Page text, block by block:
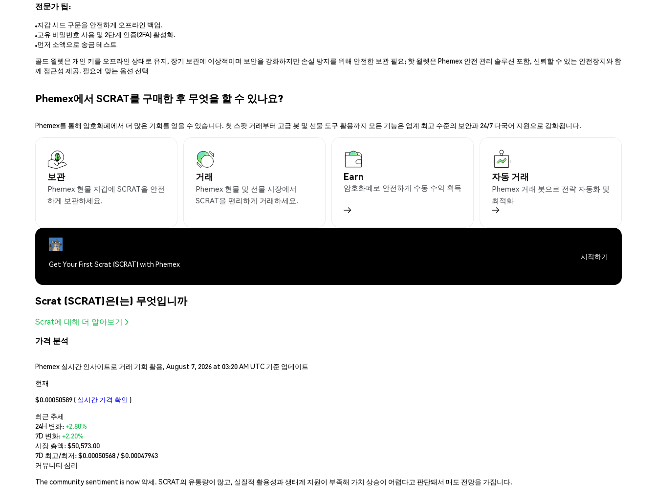
전문가 팁:
지갑 시드 구문을 안전하게 오프라인 백업.
고유 비밀번호 사용 및 2단계 인증(2FA) 활성화.
먼저 소액으로 송금 테스트
콜드 월렛은 개인 키를 오프라인 상태로 유지, 장기 보관에 이상적이며 보안을 강화하지만 손실 방지를 위해 안전한 보관 필요; 핫 월렛은 Phemex 안전 관리 솔루션 포함, 신뢰할 수 있는 안전장치와 함
께 접근성 제공. 필요에 맞는 옵션 선택
Phemex에서 SCRAT를 구매한 후 무엇을 할 수 있나요?
Phemex를 통해 암호화폐에서 더 많은 기회를 얻을 수 있습니다. 첫 스팟 거래부터 고급 봇 및 선물 도구 활용까지 모든 기능은 업계 최고 수준의 보안과 24/7 다국어 지원으로 강화됩니다.
보관
Phemex 현물 지갑에 SCRAT을 안전
하게 보관하세요.
거래
Phemex 현물 및 선물 시장에서
SCRAT을 편리하게 거래하세요.
Earn
암호화폐로 안전하게 수동 수익 획득
자동 거래
Phemex 거래 봇으로 전략 자동화 및
최적화
Get Your First Scrat (SCRAT) with Phemex
시작하기
Scrat (SCRAT)은(는) 무엇입니까
Scrat에 대해 더 알아보기
가격 분석
Phemex 실시간 인사이트로 거래 기회 활용, August 7, 2026 at 03:20 AM UTC 기준 업데이트
현재
$0.00050589 ( 실시간 가격 확인 )
최근 추세
24H 변화:+2.80%
7D 변화:+2.20%
시장 총액:$50,573.00
7D 최고/최저: $0.00050568/ $0.00047943
커뮤니티 심리
The community sentiment is now 약세. SCRAT의 유통량이 많고, 실질적 활용성과 생태계 지원이 부족해 가치 상승이 어렵다고 판단돼서 매도 전망을 가집니다.